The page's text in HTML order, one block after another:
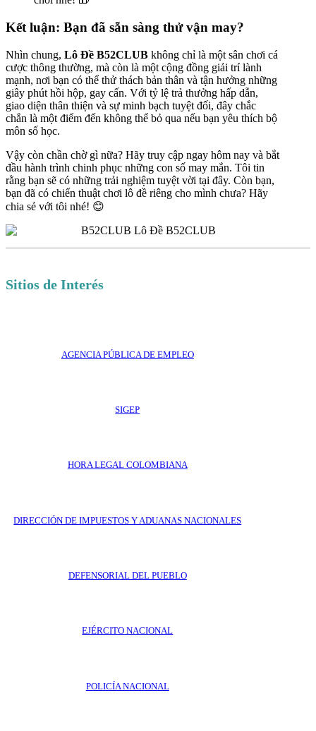
Kết luận: Bạn đã sẵn sàng thử vận may?
Nhìn chung, Lô Đề B52CLUB không chỉ là một sân chơi cá
cược thông thường, mà còn là một cộng đồng giải trí lành
mạnh, nơi bạn có thể thử thách bản thân và tận hưởng những
giây phút hồi hộp, gay cấn. Với tỷ lệ trả thưởng hấp dẫn,
giao diện thân thiện và sự minh bạch tuyệt đối, đây chắc
chắn là một điểm đến không thể bỏ qua nếu bạn yêu thích bộ
môn số học.
Vậy còn chần chờ gì nữa? Hãy truy cập ngay hôm nay và bắt
đầu hành trình chinh phục những con số may mắn. Tôi tin
rằng bạn sẽ có những trải nghiệm tuyệt vời tại đây. Còn bạn,
bạn đã có chiến thuật chơi lô đề riêng cho mình chưa? Hãy
chia sẻ với tôi nhé! 😊
Sitios de Interés
AGENCIA PÚBLICA DE EMPLEO
SIGEP
HORA LEGAL COLOMBIANA
DIRECCIÓN DE IMPUESTOS Y ADUANAS NACIONALES
DEFENSORIAL DEL PUEBLO
EJÉRCITO NACIONAL
POLICÍA NACIONAL